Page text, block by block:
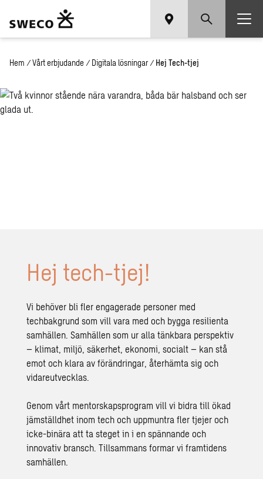
Hem / Vårt erbjudande / Digitala lösningar / Hej Tech-tjej
Hej tech-tjej!
Vi behöver bli fler engagerade personer med
techbakgrund som vill vara med och bygga resilienta
samhällen. Samhällen som ur alla tänkbara perspektiv
– klimat, miljö, säkerhet, ekonomi, socialt – kan stå
emot och klara av förändringar, återhämta sig och
vidareutvecklas.
Genom vårt mentorskapsprogram vill vi bidra till ökad
jämställdhet inom tech och uppmuntra fler tjejer och
icke-binära att ta steget in i en spännande och
innovativ bransch. Tillsammans formar vi framtidens
samhällen.